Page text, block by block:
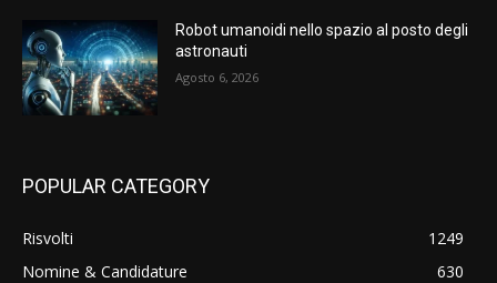
Robot umanoidi nello spazio al posto degli
astronauti
Agosto 6, 2026
POPULAR CATEGORY
Risvolti
1249
Nomine & Candidature
630